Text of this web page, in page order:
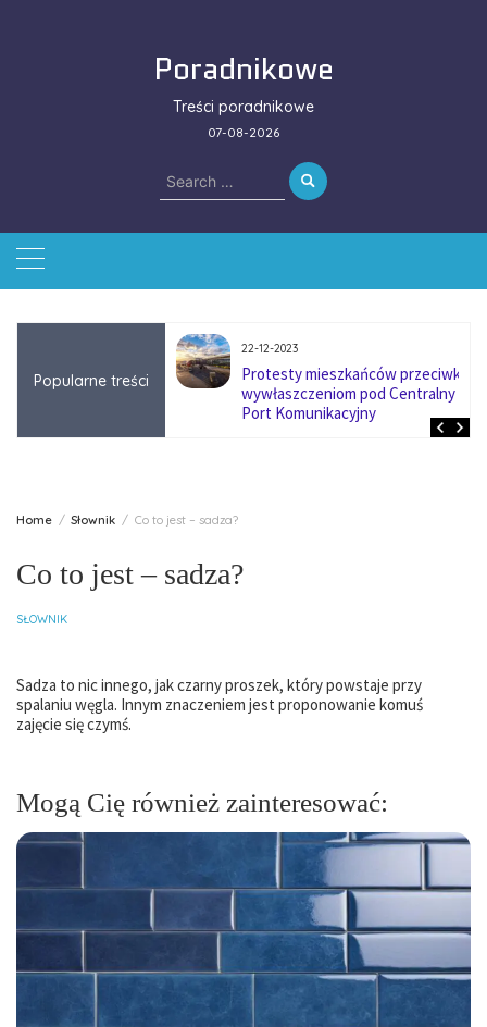
Poradnikowe
Treści poradnikowe
07-08-2026
Search
for:
Popularne treści
się na zmianę
w firmach
22-12-2023
Protesty mieszkańców przeciwko
wywłaszczeniom pod Centralny
Port Komunikacyjny
Home Słownik Co to jest – sadza?
Co to jest – sadza?
SŁOWNIK
Sadza to nic innego, jak czarny proszek, który powstaje przy
spalaniu węgla. Innym znaczeniem jest proponowanie komuś
zajęcie się czymś.
Mogą Cię również zainteresować: